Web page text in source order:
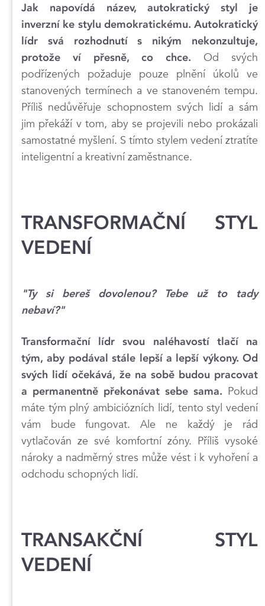
Jak napovídá název, autokratický styl je
inverzní ke stylu demokratickému. Autokratický
lídr svá rozhodnutí s nikým nekonzultuje,
protože ví přesně, co chce.
Od svých
podřízených požaduje pouze plnění úkolů ve
stanovených termínech a ve stanoveném tempu.
Příliš nedůvěřuje schopnostem svých lidí a sám
jim překáží v tom, aby se projevili nebo prokázali
samostatné myšlení. S tímto stylem vedení ztratíte
inteligentní a kreativní zaměstnance.
TRANSFORMAČNÍ STYL
VEDENÍ
"Ty si bereš dovolenou? Tebe už to tady
nebaví?"
Transformační lídr svou naléhavostí tlačí na
tým, aby podával stále lepší a lepší výkony. Od
svých lidí očekává, že na sobě budou pracovat
a permanentně překonávat sebe sama. Pokud
máte tým plný ambiciózních lidí, tento styl vedení
vám bude fungovat. Ale ne každý je rád
vytlačován ze své komfortní zóny. Příliš vysoké
nároky a nadměrný stres může vést i k vyhoření a
odchodu schopných lidí.
TRANSAKČNÍ STYL
VEDENÍ